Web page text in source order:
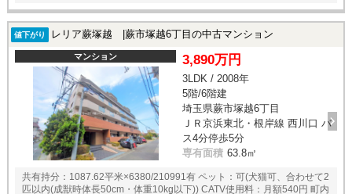
値下がり レリア蕨塚越 |蕨市塚越6丁目の中古マンション
マンション 3,890万円
3LDK / 2008年
5階/6階建
埼玉県蕨市塚越6丁目
ＪＲ京浜東北・根岸線 西川口 バ
ス4分停歩5分
専有面積 63.8㎡
共有持分：1087.62平米×6380/210991有 ペット：可(犬猫可、合わせて2
匹以内(成獣時体長50cm・体重10kg以下)) CATV使用料：月額540円 町内